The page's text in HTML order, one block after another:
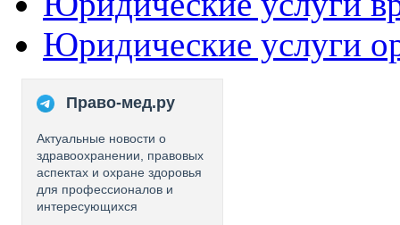
Юридические услуги
Право-мед.ру
Актуальные новости о
здравоохранении, правовых
аспектах и охране здоровья
для профессионалов и
интересующихся